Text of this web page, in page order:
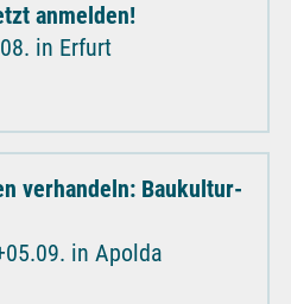
anmelden!
in Erfurt
verhandeln: Baukultur-
in Apolda